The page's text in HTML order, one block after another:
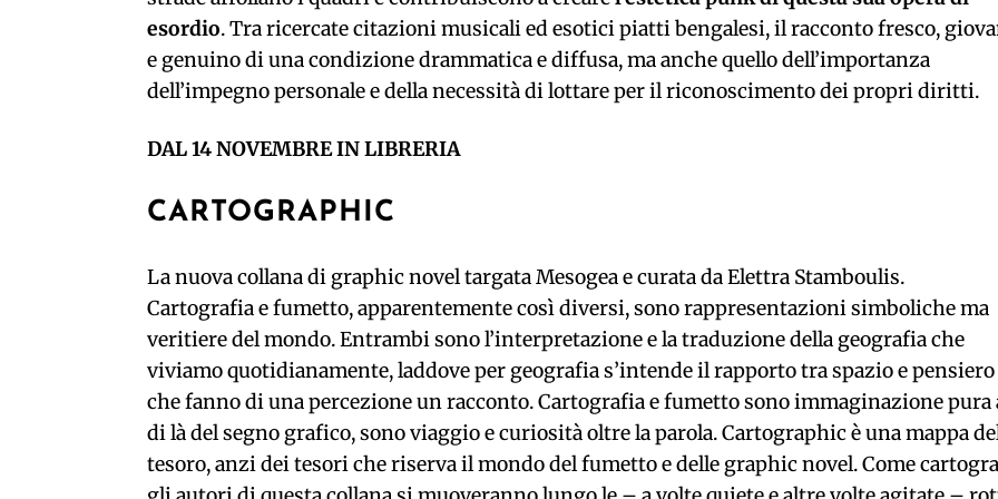
esordio. Tra ricercate citazioni musicali ed esotici piatti bengalesi, il racconto fresco,
e genuino di una condizione drammatica e diffusa, ma anche quello dell’importanza
dell’impegno personale e della necessità di lottare per il riconoscimento dei propri diritti.
DAL 14 NOVEMBRE IN LIBRERIA
CARTOGRAPHIC
La nuova collana di graphic novel targata Mesogea e curata da Elettra Stamboulis.
Cartografia e fumetto, apparentemente così diversi, sono rappresentazioni simboliche ma
veritiere del mondo. Entrambi sono l’interpretazione e la traduzione della geografia che
viviamo quotidianamente, laddove per geografia s’intende il rapporto tra spazio e pensiero
che fanno di una percezione un racconto. Cartografia e fumetto sono immaginazione pura
di là del segno grafico, sono viaggio e curiosità oltre la parola. Cartographic è una mappa
tesoro, anzi dei tesori che riserva il mondo del fumetto e delle graphic novel. Come